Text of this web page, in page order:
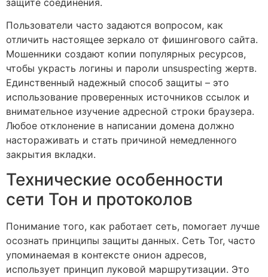
Пользователи часто задаются вопросом, как
отличить настоящее зеркало от фишингового сайта.
Мошенники создают копии популярных ресурсов,
чтобы украсть логины и пароли unsuspecting жертв.
Единственный надежный способ защиты – это
использование проверенных источников ссылок и
внимательное изучение адресной строки браузера.
Любое отклонение в написании домена должно
настораживать и стать причиной немедленного
закрытия вкладки.
Технические особенности
сети Тон и протоколов
Понимание того, как работает сеть, помогает лучше
осознать принципы защиты данных. Сеть Tor, часто
упоминаемая в контексте онион адресов,
использует принцип луковой маршрутизации. Это